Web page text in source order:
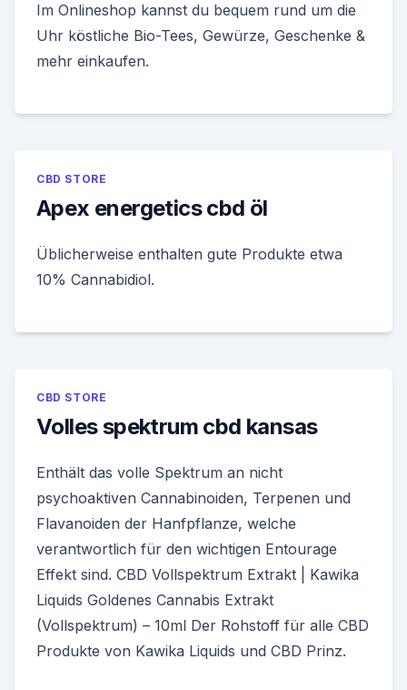
Im Onlineshop kannst du bequem rund um die
Uhr köstliche Bio-Tees, Gewürze, Geschenke &
mehr einkaufen.
CBD STORE
Apex energetics cbd öl
Üblicherweise enthalten gute Produkte etwa
10% Cannabidiol.
CBD STORE
Volles spektrum cbd kansas
Enthält das volle Spektrum an nicht
psychoaktiven Cannabinoiden, Terpenen und
Flavanoiden der Hanfpflanze, welche
verantwortlich für den wichtigen Entourage
Effekt sind. CBD Vollspektrum Extrakt | Kawika
Liquids Goldenes Cannabis Extrakt
(Vollspektrum) – 10ml Der Rohstoff für alle CBD
Produkte von Kawika Liquids und CBD Prinz.